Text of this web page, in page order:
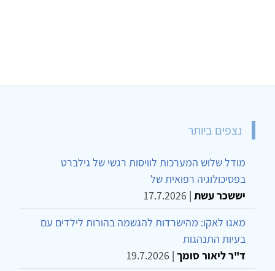
נצפים ביותר
מודל שלוש המערכות לוויסות רגשי של גילברט
בפסיכולוגיה רפואית של
יששכר עשת |
17.7.2026
מאגו לאקו: מהישרדות להגשמה בהורות לילדים עם
בעיות התנהגות
ד"ר ליאור סומך |
19.7.2026